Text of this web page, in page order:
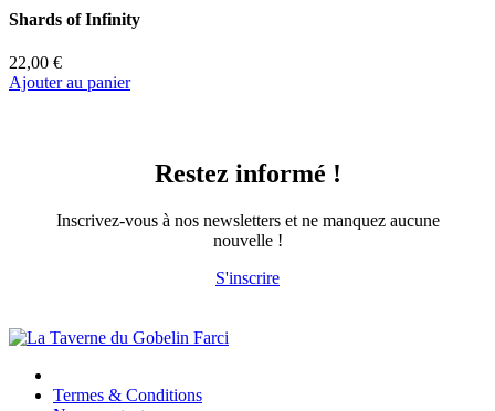
Shards of Infinity
22,00 €
Ajouter au panier
Restez informé !
Inscrivez-vous à nos newsletters et ne manquez aucune
nouvelle !
S'inscrire
Termes & Conditions